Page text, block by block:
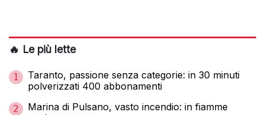
🔥 Le più lette
1
Taranto, passione senza categorie: in 30 minuti
polverizzati 400 abbonamenti
2
Marina di Pulsano, vasto incendio: in fiamme